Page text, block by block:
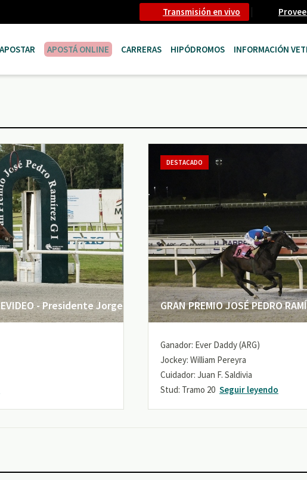
Transmisión en vivo
APOSTÁ ONLINE CARRERAS HIPÓDROMOS INFORMACIÓN
- Presidente Jorge
GRAN PREMIO JOSÉ PEDRO
DESTACADO
Ganador: Ever Daddy (ARG)
Jockey: William Pereyra
Cuidador: Juan F. Saldivia
Stud: Tramo 20 Seguir leyendo